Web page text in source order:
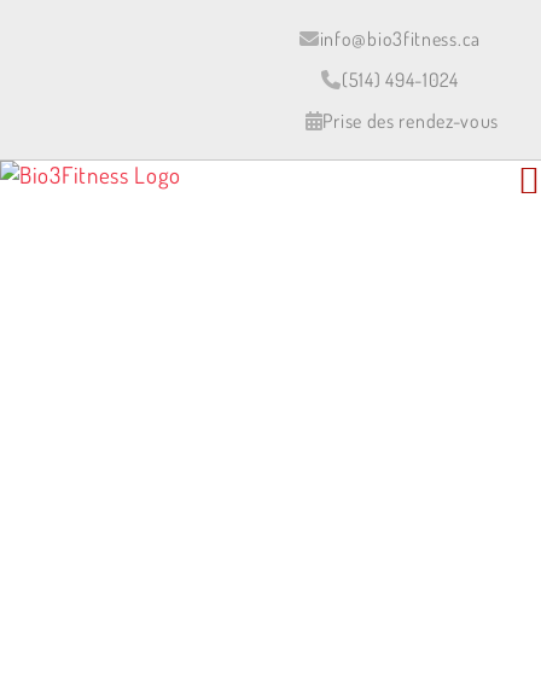
info@bio3fitness.ca
(514) 494-1024
Prise des rendez-vous